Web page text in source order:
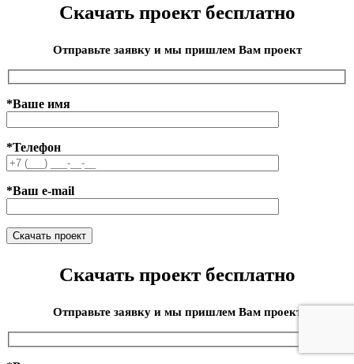
Скачать проект бесплатно
Отправьте заявку и мы пришлем Вам проект
*Ваше имя
*Телефон
*Ваш e-mail
Скачать проект бесплатно
Отправьте заявку и мы пришлем Вам проект